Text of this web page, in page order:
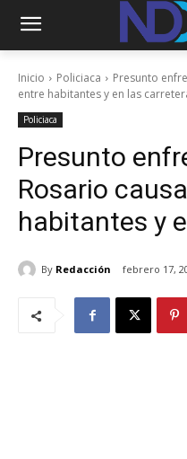
Inicio Policiaca
Presunto
entre habitantes y en las
Policiaca
Presunto
Rosario
habitantes y
By Redacción febrero 17,